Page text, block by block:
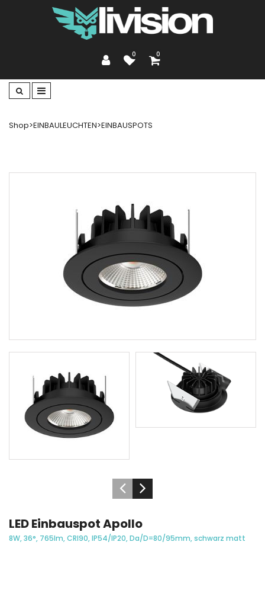
0 0
Shop>EINBAULEUCHTEN>EINBAUSPOTS
LED Einbauspot Apollo
8W, 36°, 765lm, CRI90, IP54/IP20, Da/D=80/95mm, schwarz matt